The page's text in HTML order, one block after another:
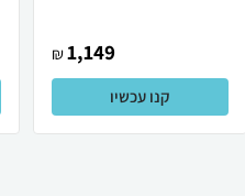
1,149
₪
קנו עכשיו